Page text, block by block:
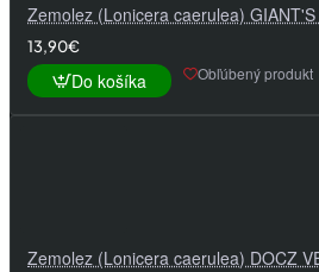
Zemolez (Lonicera caerulea)
13,90€
Do košíka Obľúbený produkt
Zemolez (Lonicera caerulea) DOCZ